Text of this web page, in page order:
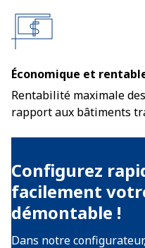
Économique et
Rentabilité maximale
rapport aux bâtiments
Configurez
facilement
démontable !
Dans notre